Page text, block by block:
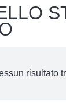
risultato